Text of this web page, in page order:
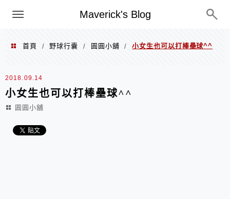
Maverick's Blog
Menu
首頁 / 野球行囊 / 圓圓小舖 / 小女生也可以打棒壘球^^
2018.09.14
小女生也可以打棒壘球^^
圓圓小舖